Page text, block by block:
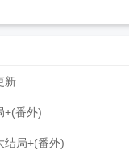
新
+(番外)
结局+(番外)